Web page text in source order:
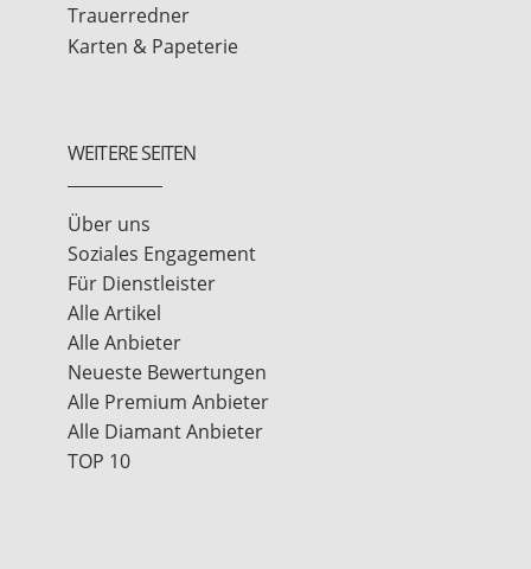
Trauerredner
Karten & Papeterie
WEITERE SEITEN
Über uns
Soziales Engagement
Für Dienstleister
Alle Artikel
Alle Anbieter
Neueste Bewertungen
Alle Premium Anbieter
Alle Diamant Anbieter
TOP 10